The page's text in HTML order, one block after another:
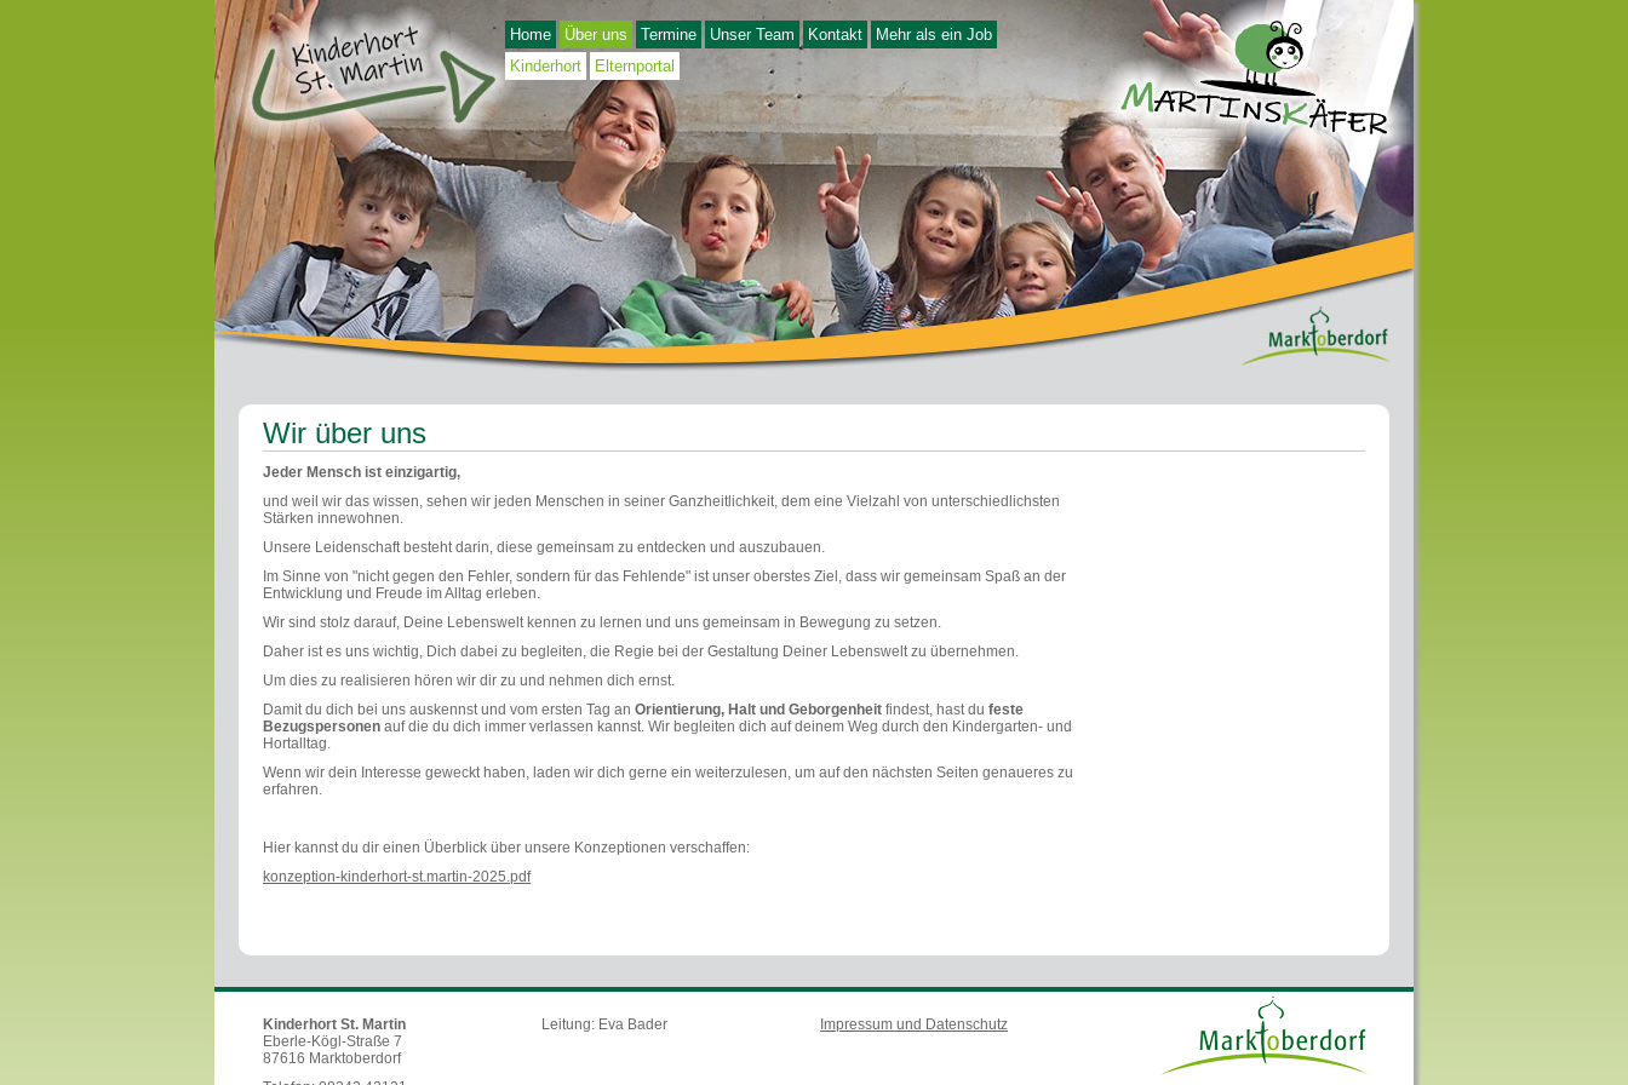
Home Über uns Termine Unser Team Kontakt
Mehr als ein Job
Kinderhort
Elternportal
Wir über uns
Jeder Mensch ist einzigartig,
und weil wir das wissen, sehen wir jeden Menschen in seiner Ganzheitlichkeit, dem eine Vielzahl von unterschiedlichsten
Stärken innewohnen.
Unsere Leidenschaft besteht darin, diese gemeinsam zu entdecken und auszubauen.
Im Sinne von "nicht gegen den Fehler, sondern für das Fehlende" ist unser oberstes Ziel, dass wir gemeinsam Spaß an der
Entwicklung und Freude im Alltag erleben.
Wir sind stolz darauf, Deine Lebenswelt kennen zu lernen und uns gemeinsam in Bewegung zu setzen.
Daher ist es uns wichtig, Dich dabei zu begleiten, die Regie bei der Gestaltung Deiner Lebenswelt zu übernehmen.
Um dies zu realisieren hören wir dir zu und nehmen dich ernst.
Damit du dich bei uns auskennst und vom ersten Tag an Orientierung, Halt und Geborgenheit findest, hast du feste
Bezugspersonen auf die du dich immer verlassen kannst. Wir begleiten dich auf deinem Weg durch den Kindergarten- und
Hortalltag.
Wenn wir dein Interesse geweckt haben, laden wir dich gerne ein weiterzulesen, um auf den nächsten Seiten genaueres zu
erfahren.
Hier kannst du dir einen Überblick über unsere Konzeptionen verschaffen:
konzeption-kinderhort-st.martin-2025.pdf
Kinderhort St. Martin
Eberle-Kögl-Straße 7
87616 Marktoberdorf
Leitung: Eva Bader Impressum und Datenschutz